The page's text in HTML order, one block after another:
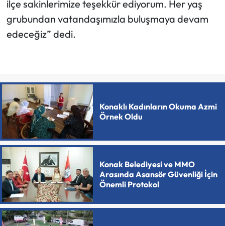
ilçe sakinlerimize teşekkür ediyorum. Her yaş
grubundan vatandaşımızla buluşmaya devam
edeceğiz” dedi.
Konaklı Kadınların Okuma Azmi
Örnek Oldu
Konak Belediyesi ve MMO
Arasında Asansör Güvenliği İçin
Önemli Protokol